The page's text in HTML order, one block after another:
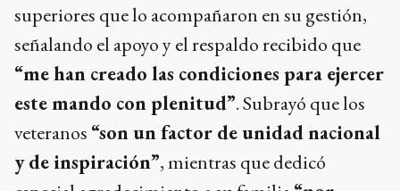
superiores que lo acompañaron en su gestión,
señalando el apoyo y el respaldo recibido que
“me han creado las condiciones para ejercer
este mando con plenitud”. Subrayó que los
veteranos “son un factor de unidad nacional
y de inspiración”, mientras que dedicó